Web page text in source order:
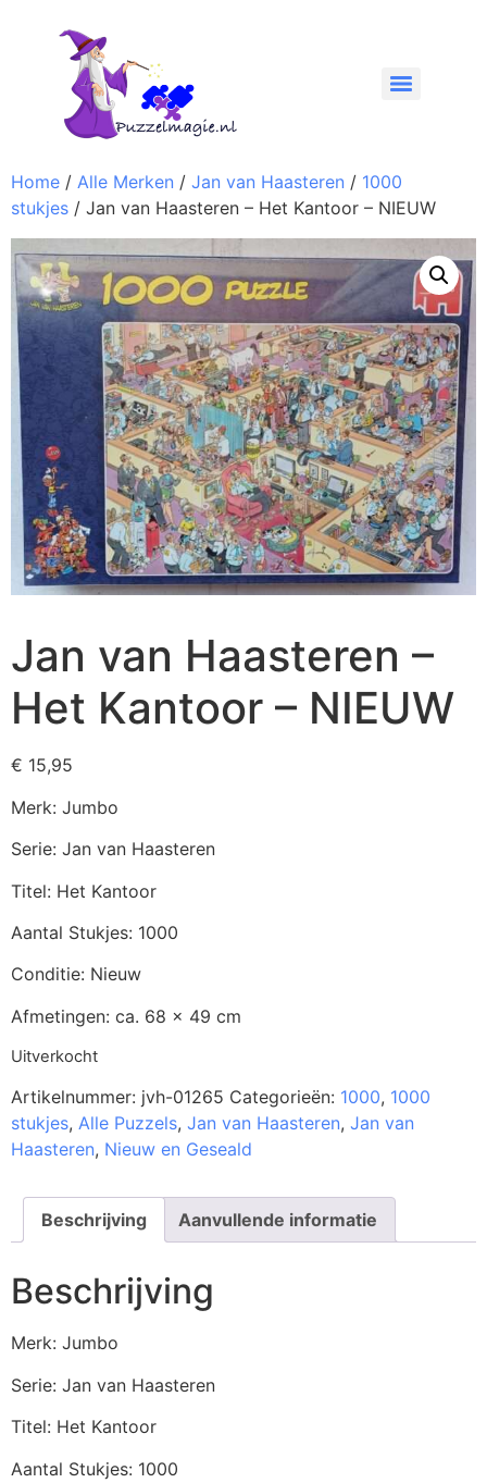
Home / Alle Merken / Jan van Haasteren / 1000
stukjes / Jan van Haasteren – Het Kantoor – NIEUW
Jan van Haasteren –
Het Kantoor – NIEUW
€ 15,95
Merk: Jumbo
Serie: Jan van Haasteren
Titel: Het Kantoor
Aantal Stukjes: 1000
Conditie: Nieuw
Afmetingen: ca. 68 x 49 cm
Uitverkocht
Artikelnummer: jvh-01265 Categorieën: 1000, 1000
stukjes, Alle Puzzels, Jan van Haasteren, Jan van
Haasteren, Nieuw en Geseald
Beschrijving Aanvullende informatie
Beschrijving
Merk: Jumbo
Serie: Jan van Haasteren
Titel: Het Kantoor
Aantal Stukjes: 1000